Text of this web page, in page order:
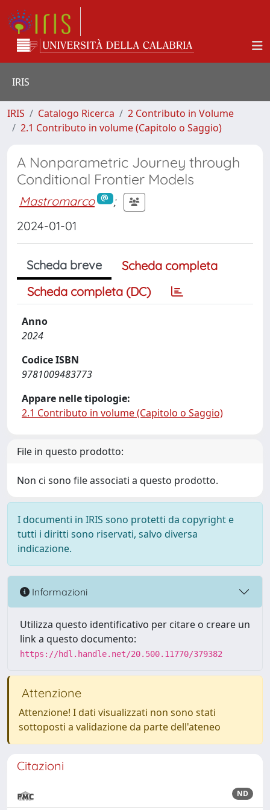
IRIS
IRIS Catalogo Ricerca
2 Contributo in Volume
2.1 Contributo in volume (Capitolo o Saggio)
A Nonparametric Journey through
Conditional Frontier Models
Mastromarco
;
2024-01-01
Scheda breve
Scheda completa
Scheda completa (DC)
Anno
2024
Codice ISBN
9781009483773
Appare nelle tipologie:
2.1 Contributo in volume (Capitolo o Saggio)
File in questo prodotto:
Non ci sono file associati a questo prodotto.
I documenti in IRIS sono protetti da copyright e
tutti i diritti sono riservati, salvo diversa
indicazione.
Informazioni
Utilizza questo identificativo per citare o creare un
link a questo documento:
https://hdl.handle.net/20.500.11770/379382
Attenzione
Attenzione! I dati visualizzati non sono stati
sottoposti a validazione da parte dell'ateneo
Citazioni
ND